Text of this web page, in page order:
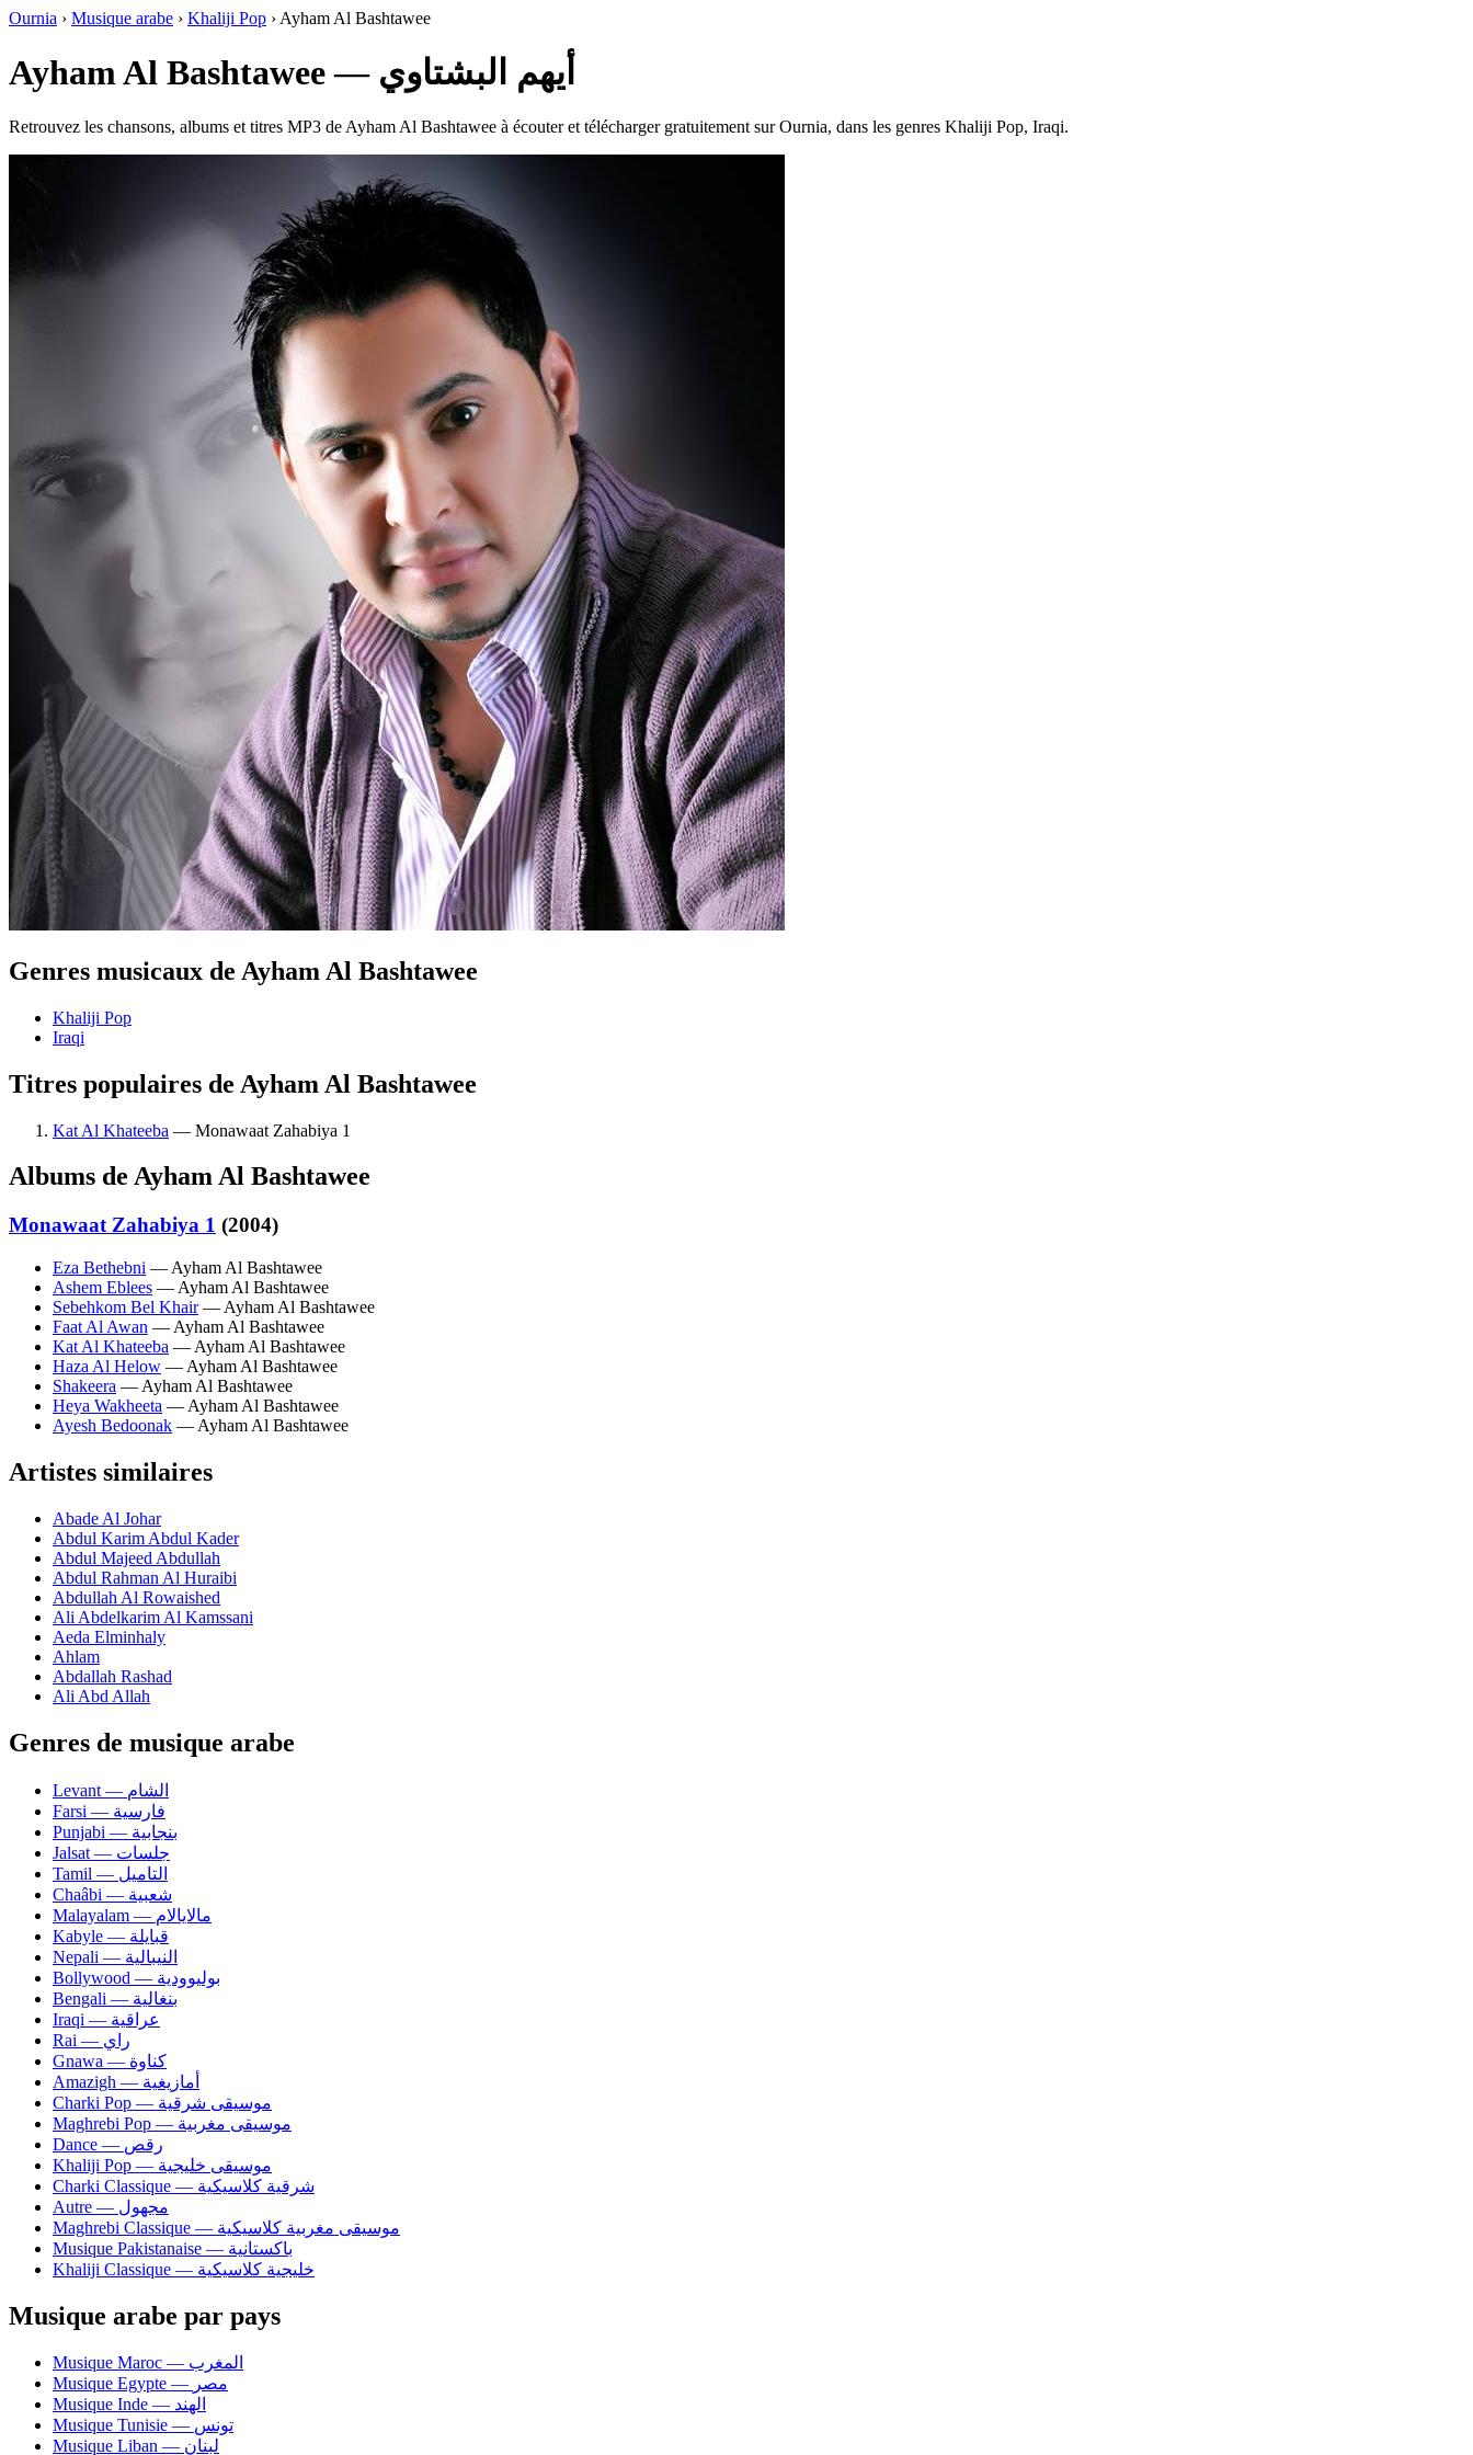
Ournia › Musique arabe › Khaliji Pop › Ayham Al Bashtawee
Ayham Al Bashtawee — أيهم البشتاوي
Retrouvez les chansons, albums et titres MP3 de Ayham Al Bashtawee à écouter et télécharger gratuitement sur Ournia, dans les genres Khaliji Pop, Iraqi.
Genres musicaux de Ayham Al Bashtawee
Khaliji Pop
Iraqi
Titres populaires de Ayham Al Bashtawee
Kat Al Khateeba — Monawaat Zahabiya 1
Albums de Ayham Al Bashtawee
Monawaat Zahabiya 1 (2004)
Eza Bethebni — Ayham Al Bashtawee
Ashem Eblees — Ayham Al Bashtawee
Sebehkom Bel Khair— Ayham Al Bashtawee
Faat Al Awan — Ayham Al Bashtawee
Kat Al Khateeba — Ayham Al Bashtawee
Haza Al Helow — Ayham Al Bashtawee
Shakeera — Ayham Al Bashtawee
Heya Wakheeta — Ayham Al Bashtawee
Ayesh Bedoonak — Ayham Al Bashtawee
Artistes similaires
Abade Al Johar
Abdul Karim Abdul Kader
Abdul Majeed Abdullah
Abdul Rahman Al Huraibi
Abdullah Al Rowaished
Ali Abdelkarim Al Kamssani
Aeda Elminhaly
Ahlam
Abdallah Rashad
Ali Abd Allah
Genres de musique arabe
Levant — الشام
Farsi — فارسية
Punjabi — بنجابية
Jalsat — جلسات
Tamil — التاميل
Chaâbi — شعبية
Malayalam — مالايالام
Kabyle — قبايلة
Nepali — النيبالية
Bollywood — بوليوودية
Bengali — بنغالية
Iraqi — عراقية
Rai — راي
Gnawa — كناوة
Amazigh — أمازيغية
Charki Pop — موسيقى شرقية
Maghrebi Pop — موسيقى مغربية
Dance — رقص
Khaliji Pop — موسيقى خليجية
Charki Classique — شرقية كلاسيكية
Autre — مجهول
Maghrebi Classique — موسيقى مغربية كلاسيكية
Musique Pakistanaise — باكستانية
Khaliji Classique — خليجية كلاسيكية
Musique arabe par pays
Musique Maroc — المغرب
Musique Egypte — مصر
Musique Inde — الهند
Musique Tunisie — تونس
Musique Liban — لبنان